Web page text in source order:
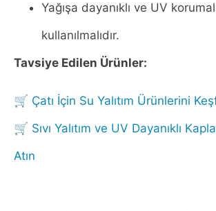
Yağışa dayanıklı ve UV
kullanılmalıdır.
Tavsiye Edilen Ürünler:
🛒 Çatı İçin Su Yalıtım Ürünlerini
🛒 Sıvı Yalıtım ve UV Dayanıklı
Atın